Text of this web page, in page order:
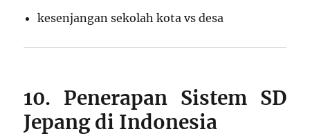
kesenjangan sekolah kota vs desa
10. Penerapan Sistem SD
Jepang di Indonesia